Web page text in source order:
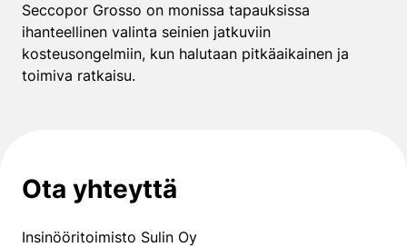
Seccopor Grosso on monissa tapauksissa
ihanteellinen valinta seinien jatkuviin
kosteusongelmiin, kun halutaan pitkäaikainen ja
toimiva ratkaisu.
Ota yhteyttä
Insinööritoimisto Sulin Oy